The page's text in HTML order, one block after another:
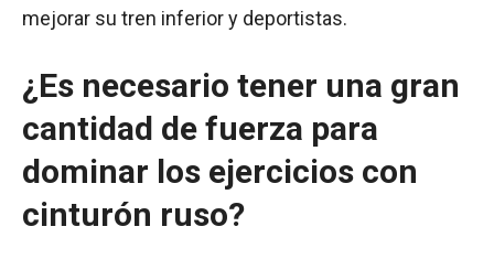
mejorar su tren inferior y deportistas.
¿Es necesario tener una gran
cantidad de fuerza para
dominar los ejercicios con
cinturón ruso?